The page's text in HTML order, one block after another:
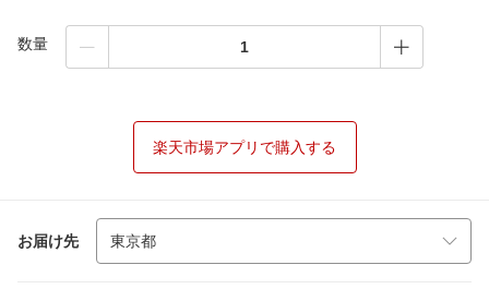
数量
楽天市場アプリで購入する
お届け先